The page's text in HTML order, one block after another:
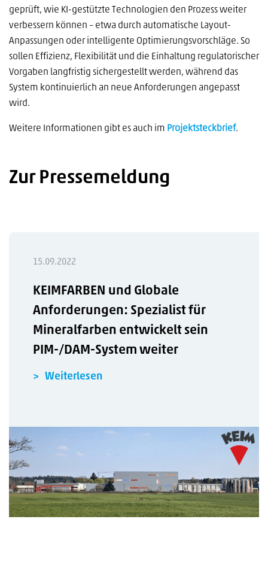
geprüft, wie KI-gestützte Technologien den Prozess weiter
verbessern können – etwa durch automatische Layout-
Anpassungen oder intelligente Optimierungsvorschläge. So
sollen Effizienz, Flexibilität und die Einhaltung regulatorischer
Vorgaben langfristig sichergestellt werden, während das
System kontinuierlich an neue Anforderungen angepasst
wird.
Weitere Informationen gibt es auch im Projektsteckbrief.
Zur Pressemeldung
15.09.2022
KEIMFARBEN und Globale
Anforderungen: Spezialist für
Mineralfarben entwickelt sein
PIM-/DAM-System weiter
Weiterlesen